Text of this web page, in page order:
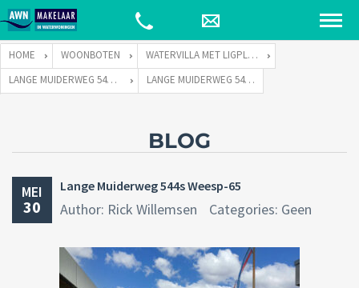
HOME WOONBOTEN
WATERVILLA MET LIGPLAATS
LANGE MUIDERWEG 544 TE 1382 LC WEESP
LANGE MUIDERWEG 544S WEESP-65
BLOG
MEI
30
Lange Muiderweg 544s Weesp-65
Author: Rick Willemsen Categories: Geen